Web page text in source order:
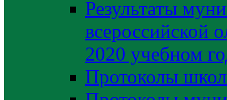
Результаты
всероссийской
2020 учебном
Протоколы